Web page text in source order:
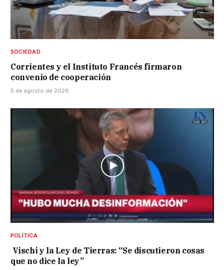
SOCIEDAD
Corrientes y el Instituto Francés firmaron
convenio de cooperación
5 de agosto de 2026
POLÍTICA
Vischi y la Ley de Tierras: “Se discutieron cosas
que no dice la ley”